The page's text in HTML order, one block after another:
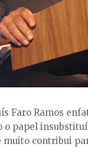
Faro Ramos
o papel
contribui